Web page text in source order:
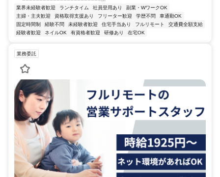
業界未経験者歓迎 ランチタイム 社員登用あり
副業・WワークOK
主婦・主夫歓迎
資格取得支援あり フリーター歓迎 学歴不問
車通勤OK
固定時間制
経験不問 未経験者歓迎 住宅手当あり フルリモート
交通費全額支給
経験者歓迎
ネイルOK 有資格者歓迎 研修あり 在宅OK
業務委託